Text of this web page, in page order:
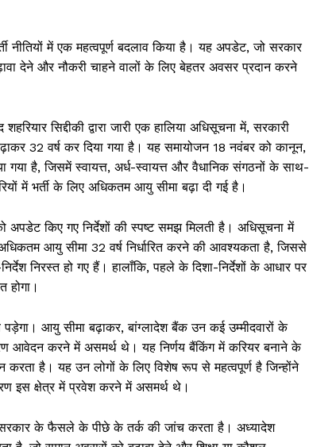
में एक महत्वपूर्ण बदलाव किया है। यह अपडेट, जो सरकार
देने और नौकरी चाहने वालों के लिए बेहतर अवसर प्रदान करने
सिद्दीकी द्वारा जारी एक हालिया अधिसूचना में, सरकारी
32 वर्ष कर दिया गया है। यह समायोजन 18 नवंबर को कानून,
गया है, जिसमें स्वायत्त, अर्ध-स्वायत्त और वैधानिक संगठनों के साथ-
में भर्ती के लिए अधिकतम आयु सीमा बढ़ा दी गई है।
अपडेट किए गए निर्देशों की स्पष्ट समझ मिलती है। अधिसूचना में
आयु सीमा 32 वर्ष निर्धारित करने की आवश्यकता है, जिससे
निरस्त हो गए हैं। हालाँकि, पहले के दिशा-निर्देशों के आधार पर
होगा।
पड़ेगा। आयु सीमा बढ़ाकर, बांग्लादेश बैंक उन कई उम्मीदवारों के
आवेदन करने में असमर्थ थे। यह निर्णय बैंकिंग में करियर बनाने के
है। यह उन लोगों के लिए विशेष रूप से महत्वपूर्ण है जिन्होंने
इस क्षेत्र में प्रवेश करने में असमर्थ थे।
सरकार के फैसले के पीछे के तर्क की जांच करता है। अध्यादेश